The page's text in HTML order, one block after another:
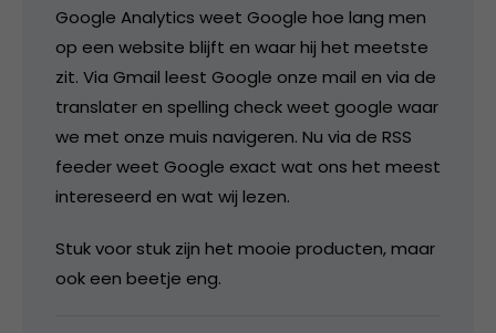
Google Analytics weet Google hoe lang men
op een website blijft en waar hij het meetste
zit. Via Gmail leest Google onze mail en via de
translater en spelling check weet google waar
we met onze muis navigeren. Nu via de RSS
feeder weet Google exact wat ons het meest
intereseerd en wat wij lezen.
Stuk voor stuk zijn het mooie producten, maar
ook een beetje eng.